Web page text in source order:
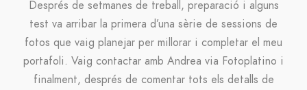
Després de setmanes de treball, preparació i alguns
test va arribar la primera d’una sèrie de sessions de
fotos que vaig planejar per millorar i completar el meu
portafoli. Vaig contactar amb Andrea via Fotoplatino i
finalment, després de comentar tots els detalls de